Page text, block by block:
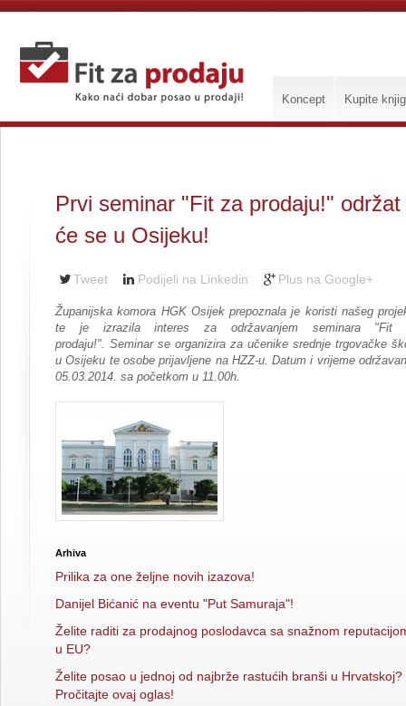
Koncept Kupite
Prvi seminar "Fit za prodaju!" održat
će se u Osijeku!
Tweet Podijeli na Linkedin Plus na Google+
Županijska komora HGK Osijek prepoznala je koristi našeg
te je izrazila interes za održavanjem seminara "Fit
prodaju!". Seminar se organizira za učenike srednje trgovačke
u Osijeku te osobe prijavljene na HZZ-u.Datum i vrijeme
05.03.2014. sa početkom u 11.00h.
Arhiva
Prilika za one željne novih izazova!
Danijel Bićanić na eventu "Put Samuraja"!
Želite raditi za prodajnog poslodavca sa snažnom
u EU?
Želite posao u jednoj od najbrže rastućih branši u Hrvatskoj?
Pročitajte ovaj oglas!